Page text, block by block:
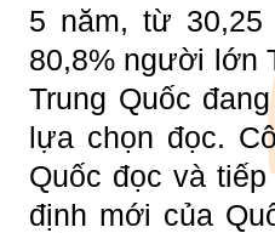
5 năm, từ
80,8% người lớn
Trung Quốc
lựa chọn đọc.
Quốc đọc và
định mới của